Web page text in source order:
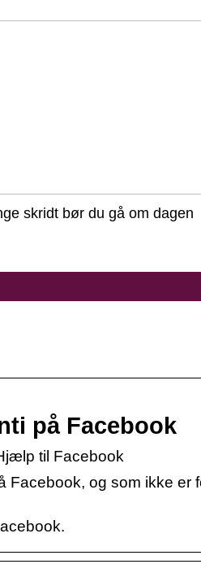
skridt bør du gå om dagen
på Facebook
til Facebook
Facebook, og som ikke er